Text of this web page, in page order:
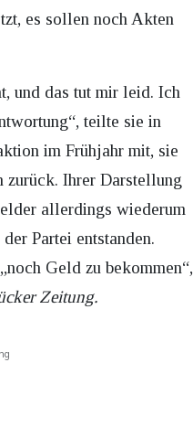
es sollen noch Akten
und das tut mir leid. Ich
teilte sie in
im Frühjahr mit, sie
zurück. Ihrer Darstellung
allerdings wiederum
Partei entstanden.
Geld zu bekommen“,
Zeitung.